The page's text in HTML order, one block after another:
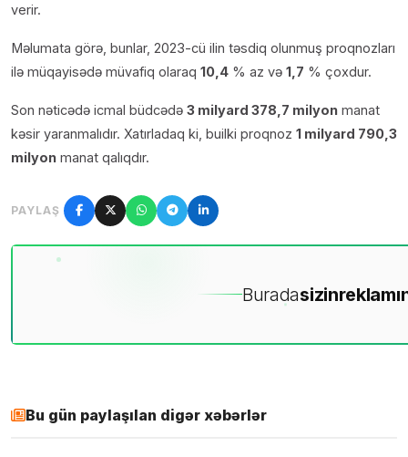
verir.
Məlumata görə, bunlar, 2023-cü ilin təsdiq olunmuş proqnozları
ilə müqayisədə müvafiq olaraq 10,4 % az və 1,7 % çoxdur.
Son nəticədə icmal büdcədə 3 milyard 378,7 milyon manat
kəsir yaranmalıdır. Xatırladaq ki, builki proqnoz 1 milyard 790,3
milyon manat qalıqdır.
PAYLAŞ
Buradasizin
Bu gün paylaşılan digər xəbərlər